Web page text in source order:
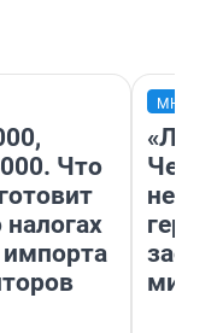
Что
импорта
Чем
герои